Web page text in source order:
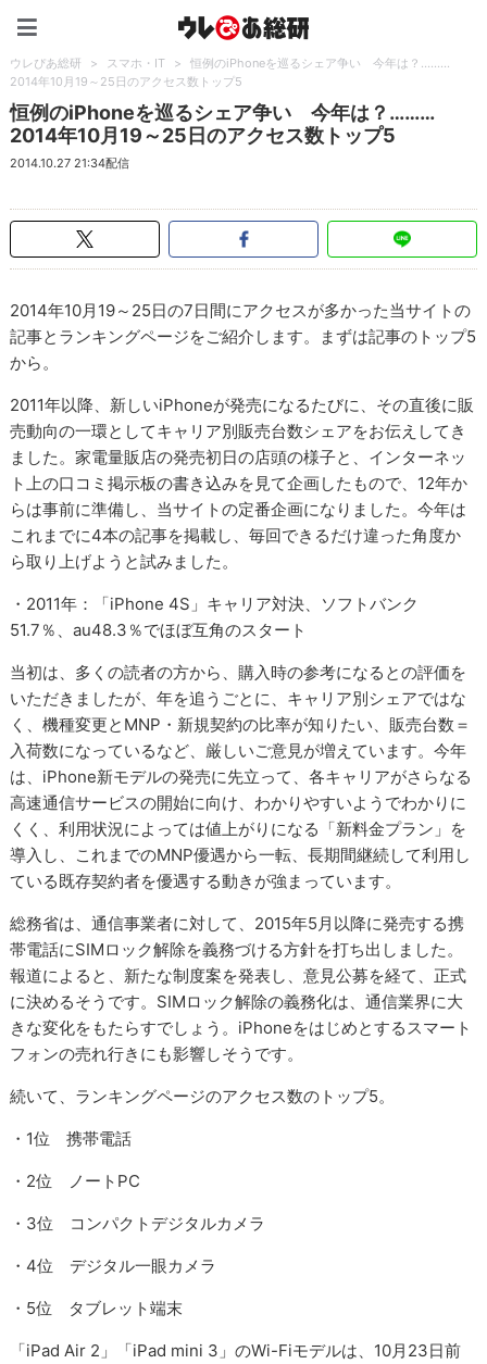
ウレぴあ総研 > スマホ・IT >
恒例のiPhoneを巡るシェア争い 今年は？………
2014年10月19～25日のアクセス数トップ5
恒例のiPhoneを巡るシェア争い 今年は？………
2014年10月19～25日のアクセス数トップ5
2014.10.27 21:34配信
2014年10月19～25日の7日間にアクセスが多かった当サイトの
記事とランキングページをご紹介します。まずは記事のトップ5
から。
2011年以降、新しいiPhoneが発売になるたびに、その直後に販
売動向の一環としてキャリア別販売台数シェアをお伝えしてき
ました。家電量販店の発売初日の店頭の様子と、インターネッ
ト上の口コミ掲示板の書き込みを見て企画したもので、12年か
らは事前に準備し、当サイトの定番企画になりました。今年は
これまでに4本の記事を掲載し、毎回できるだけ違った角度か
ら取り上げようと試みました。
・2011年：「iPhone 4S」キャリア対決、ソフトバンク
51.7％、au48.3％でほぼ互角のスタート
当初は、多くの読者の方から、購入時の参考になるとの評価を
いただきましたが、年を追うごとに、キャリア別シェアではな
く、機種変更とMNP・新規契約の比率が知りたい、販売台数＝
入荷数になっているなど、厳しいご意見が増えています。今年
は、iPhone新モデルの発売に先立って、各キャリアがさらなる
高速通信サービスの開始に向け、わかりやすいようでわかりに
くく、利用状況によっては値上がりになる「新料金プラン」を
導入し、これまでのMNP優遇から一転、長期間継続して利用し
ている既存契約者を優遇する動きが強まっています。
総務省は、通信事業者に対して、2015年5月以降に発売する携
帯電話にSIMロック解除を義務づける方針を打ち出しました。
報道によると、新たな制度案を発表し、意見公募を経て、正式
に決めるそうです。SIMロック解除の義務化は、通信業界に大
きな変化をもたらすでしょう。iPhoneをはじめとするスマート
フォンの売れ行きにも影響しそうです。
続いて、ランキングページのアクセス数のトップ5。
・1位 携帯電話
・2位 ノートPC
・3位 コンパクトデジタルカメラ
・4位 デジタル一眼カメラ
・5位 タブレット端末
「iPad Air 2」「iPad mini 3」のWi-Fiモデルは、10月23日前